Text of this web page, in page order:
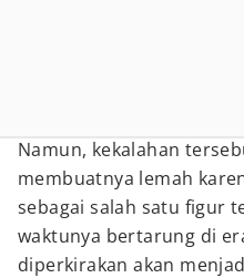
Namun, kekalahan
membuatnya lemah
sebagai salah satu figur
waktunya bertarung di
diperkirakan akan